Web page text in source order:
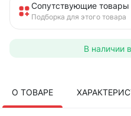
Сопутствующие товары
Подборка для этого товара
В наличии в
О ТОВАРЕ